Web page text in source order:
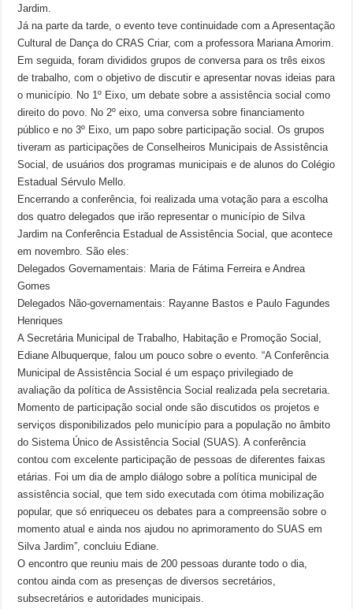
Jardim.
Já na parte da tarde, o evento teve continuidade com a Apresentação
Cultural de Dança do CRAS Criar, com a professora Mariana Amorim.
Em seguida, foram divididos grupos de conversa para os três eixos
de trabalho, com o objetivo de discutir e apresentar novas ideias para
o município. No 1º Eixo, um debate sobre a assistência social como
direito do povo. No 2º eixo, uma conversa sobre financiamento
público e no 3º Eixo, um papo sobre participação social. Os grupos
tiveram as participações de Conselheiros Municipais de Assistência
Social, de usuários dos programas municipais e de alunos do Colégio
Estadual Sérvulo Mello.
Encerrando a conferência, foi realizada uma votação para a escolha
dos quatro delegados que irão representar o município de Silva
Jardim na Conferência Estadual de Assistência Social, que acontece
em novembro. São eles:
Delegados Governamentais: Maria de Fátima Ferreira e Andrea
Gomes
Delegados Não-governamentais: Rayanne Bastos e Paulo Fagundes
Henriques
A Secretária Municipal de Trabalho, Habitação e Promoção Social,
Ediane Albuquerque, falou um pouco sobre o evento. “A Conferência
Municipal de Assistência Social é um espaço privilegiado de
avaliação da política de Assistência Social realizada pela secretaria.
Momento de participação social onde são discutidos os projetos e
serviços disponibilizados pelo município para a população no âmbito
do Sistema Único de Assistência Social (SUAS). A conferência
contou com excelente participação de pessoas de diferentes faixas
etárias. Foi um dia de amplo diálogo sobre a política municipal de
assistência social, que tem sido executada com ótima mobilização
popular, que só enriqueceu os debates para a compreensão sobre o
momento atual e ainda nos ajudou no aprimoramento do SUAS em
Silva Jardim”, concluiu Ediane.
O encontro que reuniu mais de 200 pessoas durante todo o dia,
contou ainda com as presenças de diversos secretários,
subsecretários e autoridades municipais.